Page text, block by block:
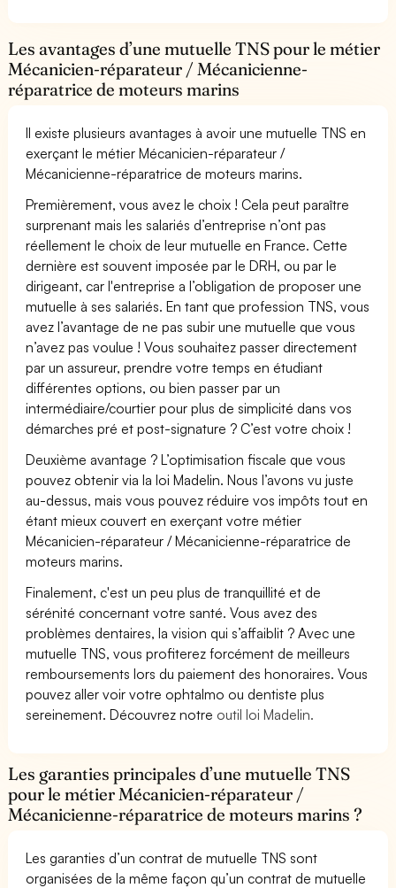
Les avantages d’une mutuelle TNS pour le métier
Mécanicien-réparateur / Mécanicienne-
réparatrice de moteurs marins
Il existe plusieurs avantages à avoir une mutuelle TNS en
exerçant le métier Mécanicien-réparateur /
Mécanicienne-réparatrice de moteurs marins.
Premièrement, vous avez le choix ! Cela peut paraître
surprenant mais les salariés d’entreprise n’ont pas
réellement le choix de leur mutuelle en France. Cette
dernière est souvent imposée par le DRH, ou par le
dirigeant, car l'entreprise a l’obligation de proposer une
mutuelle à ses salariés. En tant que profession TNS, vous
avez l’avantage de ne pas subir une mutuelle que vous
n’avez pas voulue ! Vous souhaitez passer directement
par un assureur, prendre votre temps en étudiant
différentes options, ou bien passer par un
intermédiaire/courtier pour plus de simplicité dans vos
démarches pré et post-signature ? C’est votre choix !
Deuxième avantage ? L’optimisation fiscale que vous
pouvez obtenir via la loi Madelin. Nous l’avons vu juste
au-dessus, mais vous pouvez réduire vos impôts tout en
étant mieux couvert en exerçant votre métier
Mécanicien-réparateur / Mécanicienne-réparatrice de
moteurs marins.
Finalement, c'est un peu plus de tranquillité et de
sérénité concernant votre santé. Vous avez des
problèmes dentaires, la vision qui s’affaiblit ? Avec une
mutuelle TNS, vous profiterez forcément de meilleurs
remboursements lors du paiement des honoraires. Vous
pouvez aller voir votre ophtalmo ou dentiste plus
sereinement. Découvrez notre outil loi Madelin.
Les garanties principales d’une mutuelle TNS
pour le métier Mécanicien-réparateur /
Mécanicienne-réparatrice de moteurs marins ?
Les garanties d’un contrat de mutuelle TNS sont
organisées de la même façon qu’un contrat de mutuelle